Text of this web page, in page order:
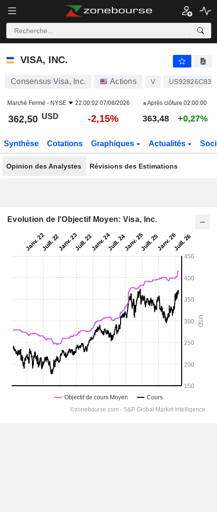
VISA, INC.
VISA, INC.
Consensus Visa, Inc. Actions V
Marché Fermé - NYSE 22:00:02 07/08/2026 Après clôture 02:00:00
362,50 USD -2,15% 363,48 +0,27%
Synthèse Cotations Graphiques Actualités
Opinion des Analystes Révisions des Estimations
Evolution de l'Objectif Moyen: Visa, Inc.